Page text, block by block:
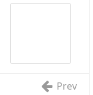
Prev